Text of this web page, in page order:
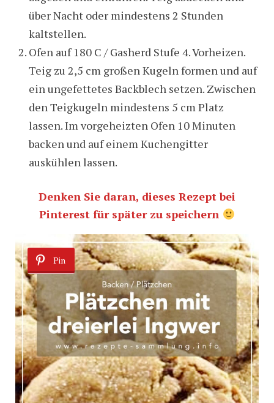
über Nacht oder mindestens 2 Stunden
kaltstellen.
Ofen auf 180 C / Gasherd Stufe 4. Vorheizen.
Teig zu 2,5 cm großen Kugeln formen und auf
ein ungefettetes Backblech setzen. Zwischen
den Teigkugeln mindestens 5 cm Platz
lassen. Im vorgeheizten Ofen 10 Minuten
backen und auf einem Kuchengitter
auskühlen lassen.
Denken Sie daran, dieses Rezept bei
Pinterest für später zu speichern
Pin